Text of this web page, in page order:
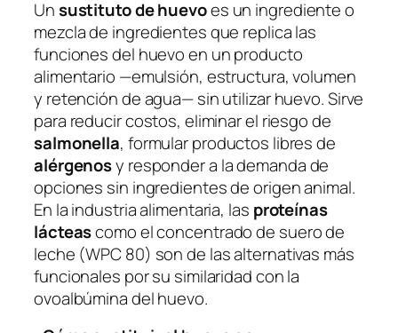
Unsustituto de huevoes un ingrediente o
mezcla de ingredientes que replica las
funciones del huevo en un producto
alimentario —emulsión, estructura, volumen
y retención de agua— sin utilizar huevo. Sirve
para reducir costos, eliminar el riesgo de
salmonella, formular productos libres de
alérgenosy responder a la demanda de
opciones sin ingredientes de origen animal.
En la industria alimentaria, las proteínas
lácteascomo el concentrado de suero de
leche (WPC 80) son de las alternativas más
funcionales por su similaridad con la
ovoalbúmina del huevo.